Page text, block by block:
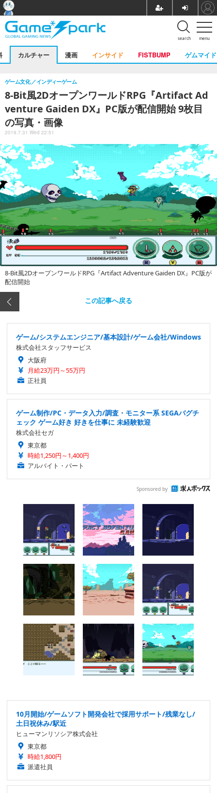
menu
search
カルチャー 漫画 インサイド FISTBUMP ゲムマイド
8-Bit風2DオープンワールドRPG『Artifact Ad
venture Gaiden DX』PC版が配信開始 9枚目
の写真・画像
ゲーム文化 インディーゲーム
2019.7.31 Wed 22:51
8-Bit風2DオープンワールドRPG『Artifact Adventure Gaiden DX』PC版が
配信開始
この記事へ戻る
ゲーム/システムエンジニア/基本設計/ゲーム会社/Windows
株式会社スタッフサービス
大阪府
月給23万円～55万円
正社員
ゲーム制作/PC・データ入力/調査・モニター系 SEGAバグチ
ェック ゲーム好き 好きを仕事に 未経験歓迎
株式会社セガ
東京都
時給1,250円～1,400円
アルバイト・パート
Sponsored by
10月開始/ゲームソフト開発会社で採用サポート/残業なし/
土日祝休み/駅近
ヒューマンリソシア株式会社
東京都
時給1,800円
派遣社員